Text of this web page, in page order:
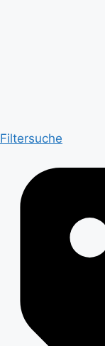
Filtersuche